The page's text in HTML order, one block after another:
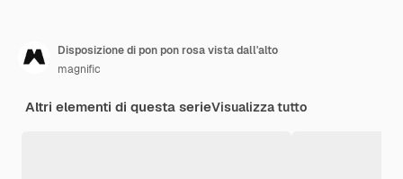
Disposizione di pon pon rosa vista dall'alto
magnific
Altri elementi di questa serieVisualizza tutto